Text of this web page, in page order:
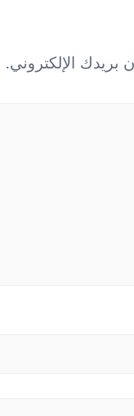
بريدك الإلكتروني.